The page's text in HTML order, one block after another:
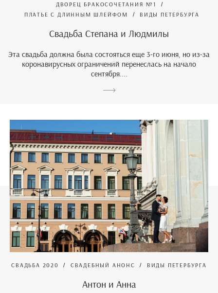
ДВОРЕЦ БРАКОСОЧЕТАНИЯ №1
ПЛАТЬЕ С ДЛИННЫМ ШЛЕЙФОМ
ВИДЫ ПЕТЕРБУРГА
Свадьба Степана и Людмилы
Эта свадьба должна была состояться еще 3-го июня, но из-за
коронавирусных ограничений перенеслась на начало
сентября....
СВАДЬБА 2020 СВАДЕБНЫЙ АНОНС ВИДЫ ПЕТЕРБУРГА
Антон и Анна